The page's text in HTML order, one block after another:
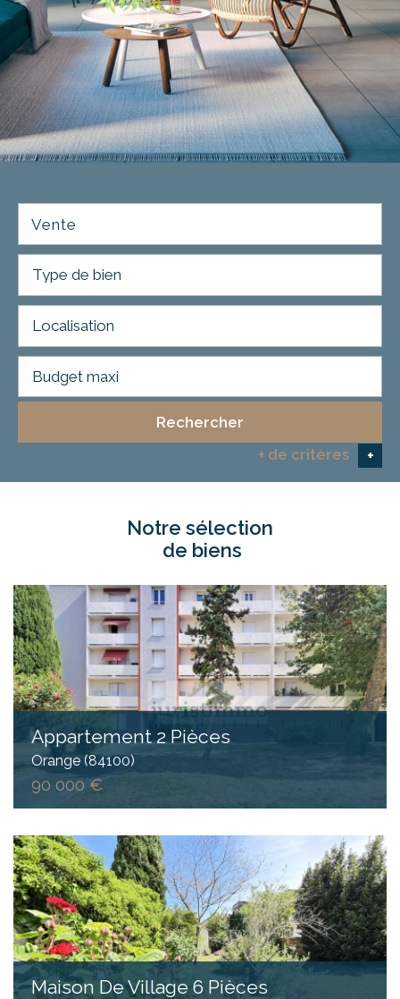
Vente
10KM 25KM
Critères supplémentaires
Piscine Terrasse
Rechercher
+ de critères
+
notre sélection
de biens
Appartement 2 Pièces
Orange (84100)
90 000 €
Maison De Village 6 Pièces